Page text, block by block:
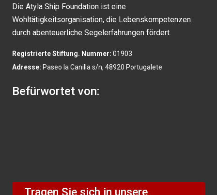
Die Atyla Ship Foundation ist eine
Wohltätigkeitsorganisation, die Lebenskompetenzen
durch abenteuerliche Segelerfahrungen fördert.
Registrierte Stiftung. Nummer: 01903
Adresse: Paseo la Canilla s/n, 48920 Portugalete
Befürwortet von:
Tragen Sie sich in unsere